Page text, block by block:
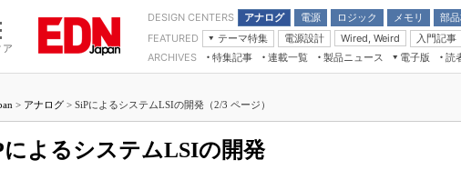
ア
DESIGN CENTERS アナログ
電源
モーター
ロジック
LSI
メモリ
部
受動部品
FEATURED
テーマ特集
つながるクルマ
電源設計 Wired, Weird
入門記事
モーター入門マイコン講座 計測機器
ARCHIVES 特集記事
連載一覧
マイクロプロセッサ懐古録
用講座
製品ニュース
電子版
電子ブックレット
読
> アナログ > SiPによるシステムLSIの開発（2/3 ページ）
によるシステムLSIの開発